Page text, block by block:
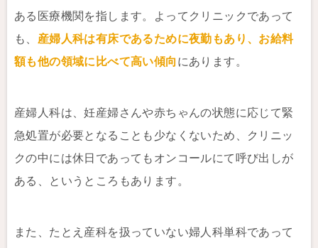
ある医療機関を指します。よってクリニックであって
も、 産婦人科は有床であるために夜勤もあり、お給料
額も他の領域に比べて高い傾向 にあります。
産婦人科は、妊産婦さんや赤ちゃんの状態に応じて緊
急処置が必要となることも少なくないため、クリニッ
クの中には休日であってもオンコールにて呼び出しが
ある、というところもあります。
また、たとえ産科を扱っていない婦人科単科であって